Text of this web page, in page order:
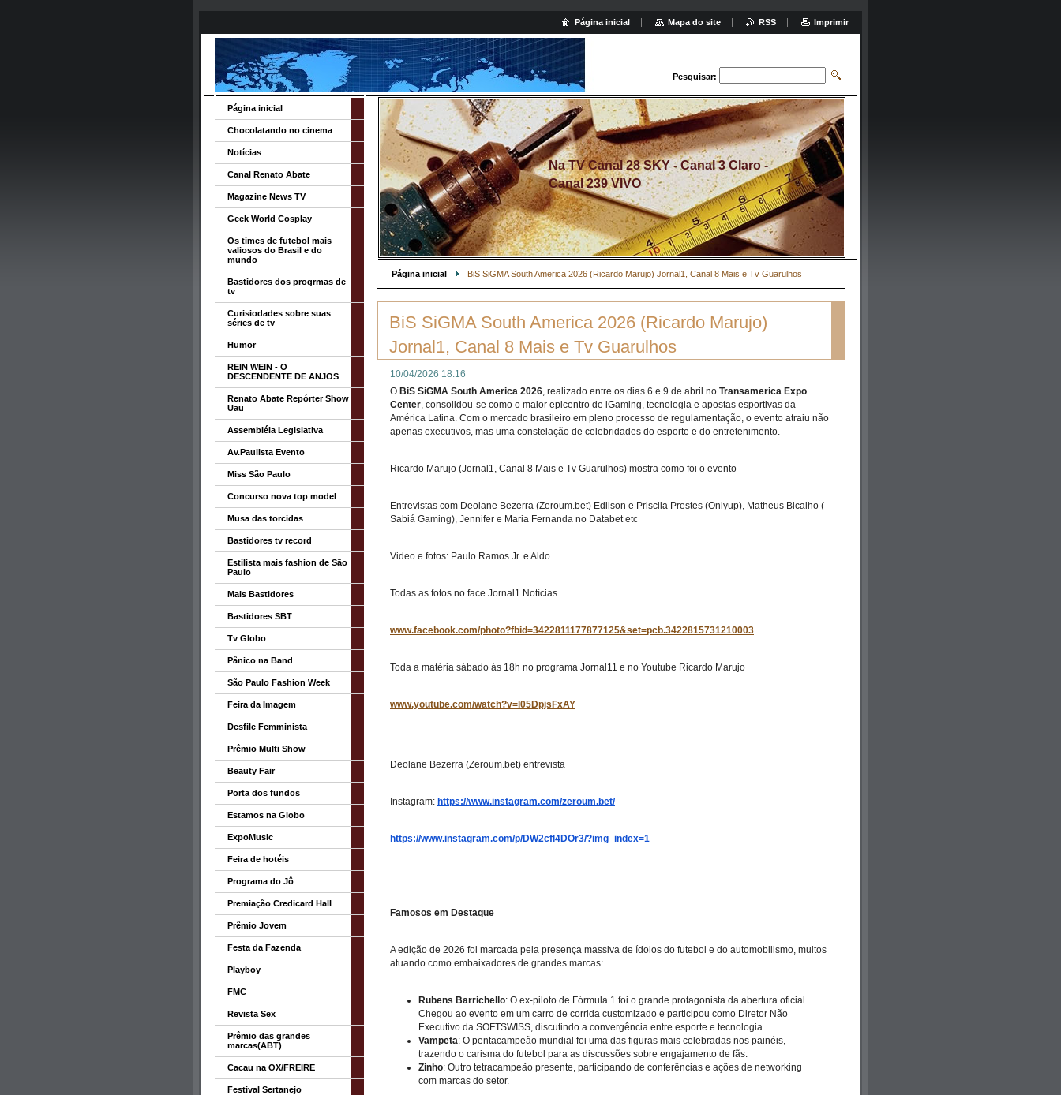
Pesquisar:
Na TV Canal 28 SKY - Canal 3 Claro -
Canal 239 VIVO
Página inicial BiS SiGMA South America 2026 (Ricardo Marujo) Jornal1, Canal 8 Mais e Tv Guarulhos
BiS SiGMA South America 2026 (Ricardo Marujo)
Jornal1, Canal 8 Mais e Tv Guarulhos
10/04/2026 18:16
O BiS SiGMA South America 2026, realizado entre os dias 6 e 9 de abril no Transamerica Expo
Center, consolidou-se como o maior epicentro de iGaming, tecnologia e apostas esportivas da
América Latina. Com o mercado brasileiro em pleno processo de regulamentação, o evento atraiu não
apenas executivos, mas uma constelação de celebridades do esporte e do entretenimento.
Ricardo Marujo (Jornal1, Canal 8 Mais e Tv Guarulhos) mostra como foi o evento
Entrevistas com Deolane Bezerra (Zeroum.bet) Edilson e Priscila Prestes (Onlyup), Matheus Bicalho (
Sabiá Gaming), Jennifer e Maria Fernanda no Databet etc
Video e fotos: Paulo Ramos Jr. e Aldo
Todas as fotos no face Jornal1 Notícias
www.facebook.com/photo?fbid=3422811177877125&set=pcb.3422815731210003
Toda a matéria sábado ás 18h no programa Jornal11 e no Youtube Ricardo Marujo
www.youtube.com/watch?v=l05DpjsFxAY
Deolane Bezerra (Zeroum.bet) entrevista
Instagram: https://www.instagram.com/zeroum.bet/
https://www.instagram.com/p/DW2cfl4DOr3/?img_index=1
Famosos em Destaque
A edição de 2026 foi marcada pela presença massiva de ídolos do futebol e do automobilismo, muitos
atuando como embaixadores de grandes marcas:
Rubens Barrichello: O ex-piloto de Fórmula 1 foi o grande protagonista da abertura oficial.
Chegou ao evento em um carro de corrida customizado e participou como Diretor Não
Executivo da SOFTSWISS, discutindo a convergência entre esporte e tecnologia.
Vampeta: O pentacampeão mundial foi uma das figuras mais celebradas nos painéis,
trazendo o carisma do futebol para as discussões sobre engajamento de fãs.
Zinho: Outro tetracampeão presente, participando de conferências e ações de networking
com marcas do setor.
Página inicial
Chocolatando no cinema
Notícias
Canal Renato Abate
Magazine News TV
Geek World Cosplay
Os times de futebol mais
valiosos do Brasil e do
mundo
Bastidores dos progrmas de
tv
Curisiodades sobre suas
séries de tv
Humor
REIN WEIN - O
DESCENDENTE DE ANJOS
Renato Abate Repórter Show
Uau
Assembléia Legislativa
Av.Paulista Evento
Miss São Paulo
Concurso nova top model
Musa das torcidas
Bastidores tv record
Estilista mais fashion de São
Paulo
Mais Bastidores
Bastidores SBT
Tv Globo
Pânico na Band
São Paulo Fashion Week
Feira da Imagem
Desfile Femminista
Prêmio Multi Show
Beauty Fair
Porta dos fundos
Estamos na Globo
ExpoMusic
Feira de hotéis
Programa do Jô
Premiação Credicard Hall
Prêmio Jovem
Festa da Fazenda
Playboy
FMC
Revista Sex
Prêmio das grandes
marcas(ABT)
Cacau na OX/FREIRE
Festival Sertanejo
Página inicial Mapa do site RSS Imprimir